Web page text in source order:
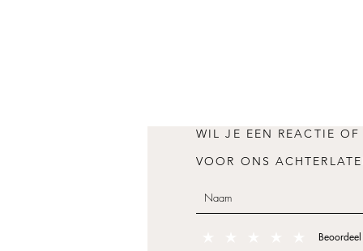
WIL JE EEN REACTIE OF
VOOR ONS